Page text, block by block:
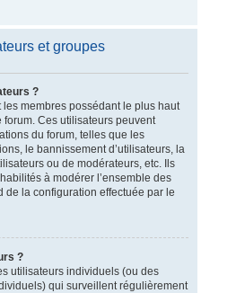
et groupes
?
les membres possédant le plus haut
Ces utilisateurs peuvent
du forum, telles que les
le bannissement d’utilisateurs, la
ou de modérateurs, etc. Ils
à modérer l’ensemble des
de la configuration effectuée par le
?
utilisateurs individuels (ou des
qui surveillent régulièrement